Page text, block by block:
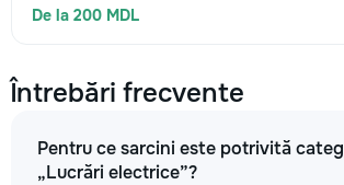
De la 200 MDL
Întrebări frecvente
Pentru ce sarcini este potrivită
„Lucrări electrice”?